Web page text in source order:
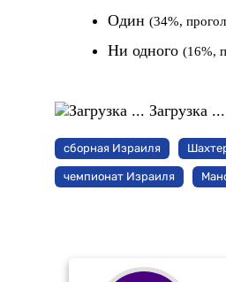
Один (34%,
Ни одного (16%,
Загрузка ...
сборная Израиля
чемпионат Израиля